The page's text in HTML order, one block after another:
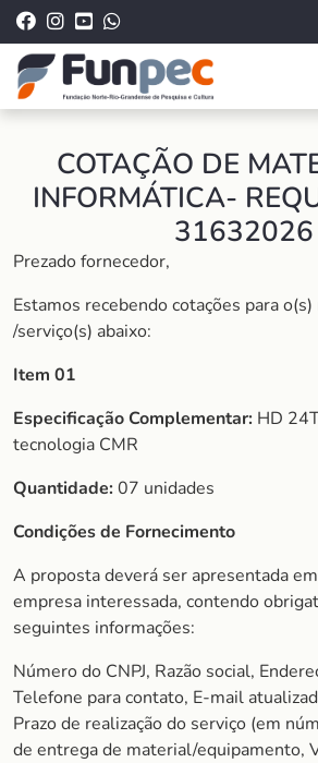
COTAÇÃO DE
INFORMÁTICA-
31632026
Prezado fornecedor,
Estamos recebendo cotações para
/serviço(s) abaixo:
Item 01
Especificação Complementar: HD
tecnologia CMR
Quantidade:07 unidades
Condições de Fornecimento
A proposta deverá ser apresentada
empresa interessada, contendo
seguintes informações:
Número do CNPJ, Razão social,
Telefone para contato, E-mail
Prazo de realização do serviço (em
de entrega de material/equipamento,